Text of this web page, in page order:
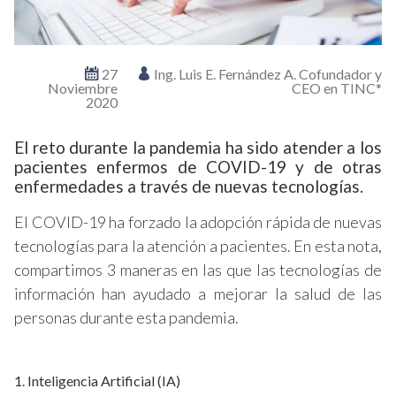
27
Noviembre
2020
Ing. Luis E. Fernández A. Cofundador y
CEO en TINC*
El reto durante la pandemia ha sido atender a los
pacientes enfermos de COVID-19 y de otras
enfermedades a través de nuevas tecnologías.
El COVID-19 ha forzado la adopción rápida de nuevas
tecnologías para la atención a pacientes. En esta nota,
compartimos 3 maneras en las que las tecnologías de
información han ayudado a mejorar la salud de las
personas durante esta pandemia.
1. Inteligencia Artificial (IA)